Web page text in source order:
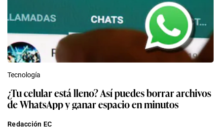
Tecnología
¿Tu celular está lleno? Así puedes borrar archivos
de WhatsApp y ganar espacio en minutos
Redacción EC